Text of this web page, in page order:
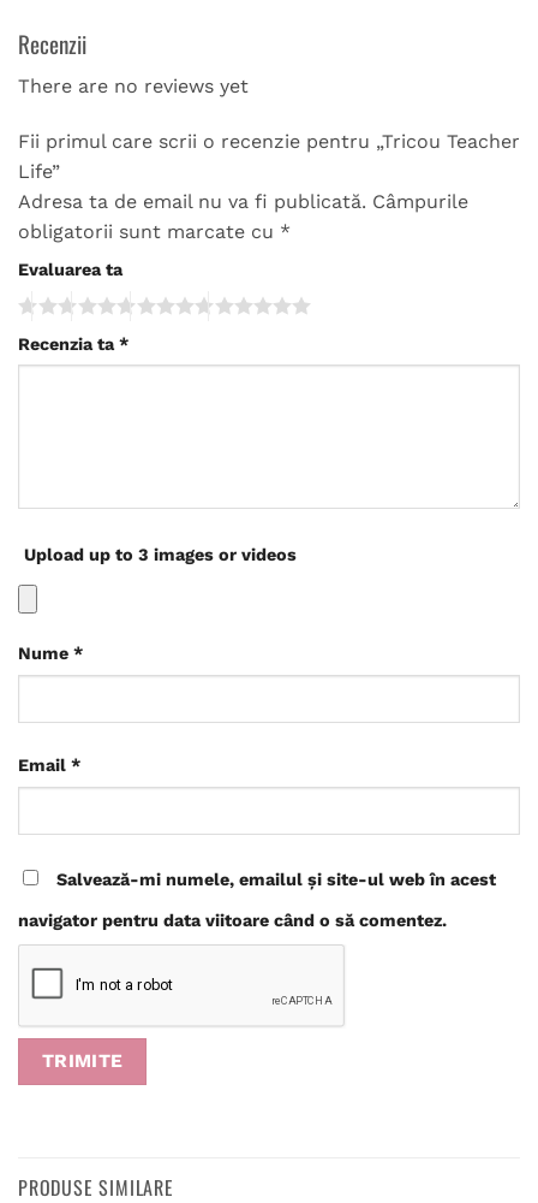
Recenzii
There are no reviews yet
Fii primul care scrii o recenzie pentru „Tricou Teacher
Life”
Adresa ta de email nu va fi publicată. Câmpurile
obligatorii sunt marcate cu *
Evaluarea ta
Recenzia ta *
Upload up to 3 images or videos
Nume *
Email *
Salvează-mi numele, emailul și site-ul web în acest
navigator pentru data viitoare când o să comentez.
PRODUSE SIMILARE